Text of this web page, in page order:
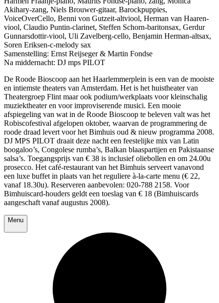
Akihary-zang, Niels Brouwer-gitaar, Barockpuppies,
VoiceOverCello, Benni von Gutzeit-altviool, Herman van Haaren-
viool, Claudio Puntin-clarinet, Steffen Schorn-baritonsax, Gerdur
Gunnarsdottir-viool, Uli Zavelberg-cello, Benjamin Herman-altsax,
Soren Eriksen-c-melody sax
Samenstelling: Ernst Reijseger & Martin Fondse
Na middernacht: DJ mps PILOT
De Roode Bioscoop aan het Haarlemmerplein is een van de mooiste
en intiemste theaters van Amsterdam. Het is het huistheater van
Theatergroep Flint maar ook podium/werkplaats voor kleinschalig
muziektheater en voor improviserende musici. Een mooie
afspiegeling van wat in de Roode Bioscoop te beleven valt was het
Robiscofestival afgelopen oktober, waarvan de programmering de
roode draad levert voor het Bimhuis oud & nieuw programma 2008.
DJ MPS PILOT draait deze nacht een feestelijke mix van Latin
boogaloo’s, Congolese rumba’s, Balkan blaaspartijen en Pakistaanse
salsa’s. Toegangsprijs van € 38 is inclusief oliebollen en om 24.00u
prosecco. Het café-restaurant van het Bimhuis serveert vanavond
een luxe buffet in plaats van het reguliere à-la-carte menu (€ 22,
vanaf 18.30u). Reserveren aanbevolen: 020-788 2158. Voor
Bimhuiscard-houders geldt een toeslag van € 18 (Bimhuiscards
aangeschaft vanaf augustus 2008).
Menu